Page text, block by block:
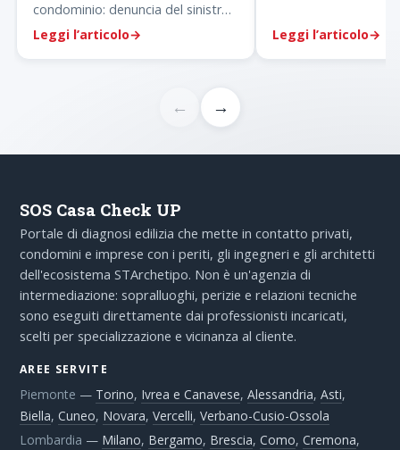
condominio: denuncia del sinistro,
perito di parte, controperizia,
Leggi l’articolo→ Leggi l’articolo→
← →
SOS Casa Check UP
Portale di diagnosi edilizia che mette in contatto privati,
condomini e imprese con i periti, gli ingegneri e gli architetti
dell'ecosistema STArchetipo. Non è un'agenzia di
intermediazione: sopralluoghi, perizie e relazioni tecniche
sono eseguiti direttamente dai professionisti incaricati,
scelti per specializzazione e vicinanza al cliente.
AREE SERVITE
Piemonte — Torino, Ivrea e Canavese, Alessandria, Asti,
Biella, Cuneo, Novara, Vercelli, Verbano-Cusio-Ossola
Lombardia — Milano, Bergamo, Brescia, Como, Cremona,